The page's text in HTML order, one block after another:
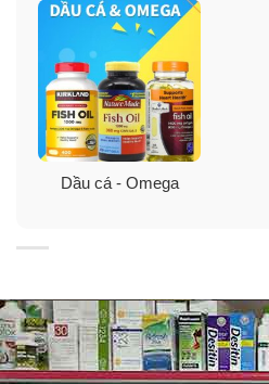
hợp. Do đó, nên uống dầu cá F
Omega-3 Nature Made
được sau bữa ăn kích thích tăng
từ viên dầu cá.
Đúng liều lượng
– Khi chế độ ăn không cung cấp
tuân theo đúng liều lượng quy
mạch… Dầu cá chứa nhiều
thụ hết sẽ tích luỹ trong cơ thể
Dầu cá - Omega